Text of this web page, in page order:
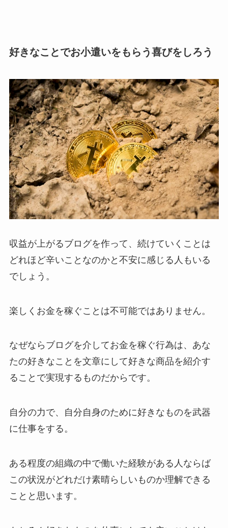
好きなことでお小遣いをもらう喜びをしろう
収益が上がるブログを作って、続けていくことは
どれほど辛いことなのかと不安に感じる人もいる
でしょう。
楽しくお金を稼ぐことは不可能ではありません。
なぜならブログを介してお金を稼ぐ行為は、あな
たの好きなことを文章にして好きな商品を紹介す
ることで実現するものだからです。
自分の力で、自分自身のために好きなものを武器
に仕事をする。
ある程度の組織の中で働いた経験がある人ならば
この状況がどれだけ素晴らしいものか理解できる
ことと思います。